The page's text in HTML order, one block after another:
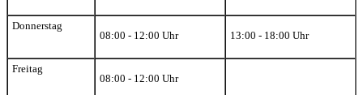
Donnerstag
08:00 - 12:00 Uhr
13:00 - 18:00 Uhr
Freitag
08:00 - 12:00 Uhr